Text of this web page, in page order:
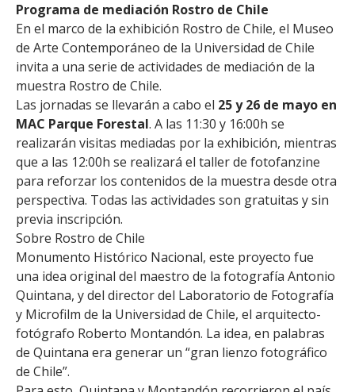
Programa de mediación Rostro de Chile
En el marco de la exhibición Rostro de Chile, el Museo
de Arte Contemporáneo de la Universidad de Chile
invita a una serie de actividades de mediación de la
muestra Rostro de Chile.
Las jornadas se llevarán a cabo el 25 y 26 de mayo en
MAC Parque Forestal. A las 11:30 y 16:00h se
realizarán visitas mediadas por la exhibición, mientras
que a las 12:00h se realizará el taller de fotofanzine
para reforzar los contenidos de la muestra desde otra
perspectiva. Todas las actividades son gratuitas y sin
previa inscripción.
Sobre Rostro de Chile
Monumento Histórico Nacional, este proyecto fue
una idea original del maestro de la fotografía Antonio
Quintana, y del director del Laboratorio de Fotografía
y Microfilm de la Universidad de Chile, el arquitecto-
fotógrafo Roberto Montandón. La idea, en palabras
de Quintana era generar un “gran lienzo fotográfico
de Chile”.